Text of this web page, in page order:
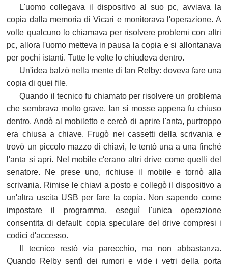
L'uomo collegava il dispositivo al suo pc, avviava la
copia dalla memoria di Vicari e monitorava l'operazione. A
volte qualcuno lo chiamava per risolvere problemi con altri
pc, allora l'uomo metteva in pausa la copia e si allontanava
per pochi istanti. Tutte le volte lo chiudeva dentro.
Un'idea balzò nella mente di Ian Relby: doveva fare una
copia di quei file.
Quando il tecnico fu chiamato per risolvere un problema
che sembrava molto grave, Ian si mosse appena fu chiuso
dentro. Andò al mobiletto e cercò di aprire l'anta, purtroppo
era chiusa a chiave. Frugò nei cassetti della scrivania e
trovò un piccolo mazzo di chiavi, le tentò una a una finché
l'anta si aprì. Nel mobile c'erano altri drive come quelli del
senatore. Ne prese uno, richiuse il mobile e tornò alla
scrivania. Rimise le chiavi a posto e collegò il dispositivo a
un'altra uscita USB per fare la copia. Non sapendo come
impostare il programma, eseguì l'unica operazione
consentita di default: copia speculare del drive compresi i
codici d'accesso.
Il tecnico restò via parecchio, ma non abbastanza.
Quando Relby sentì dei rumori e vide i vetri della porta